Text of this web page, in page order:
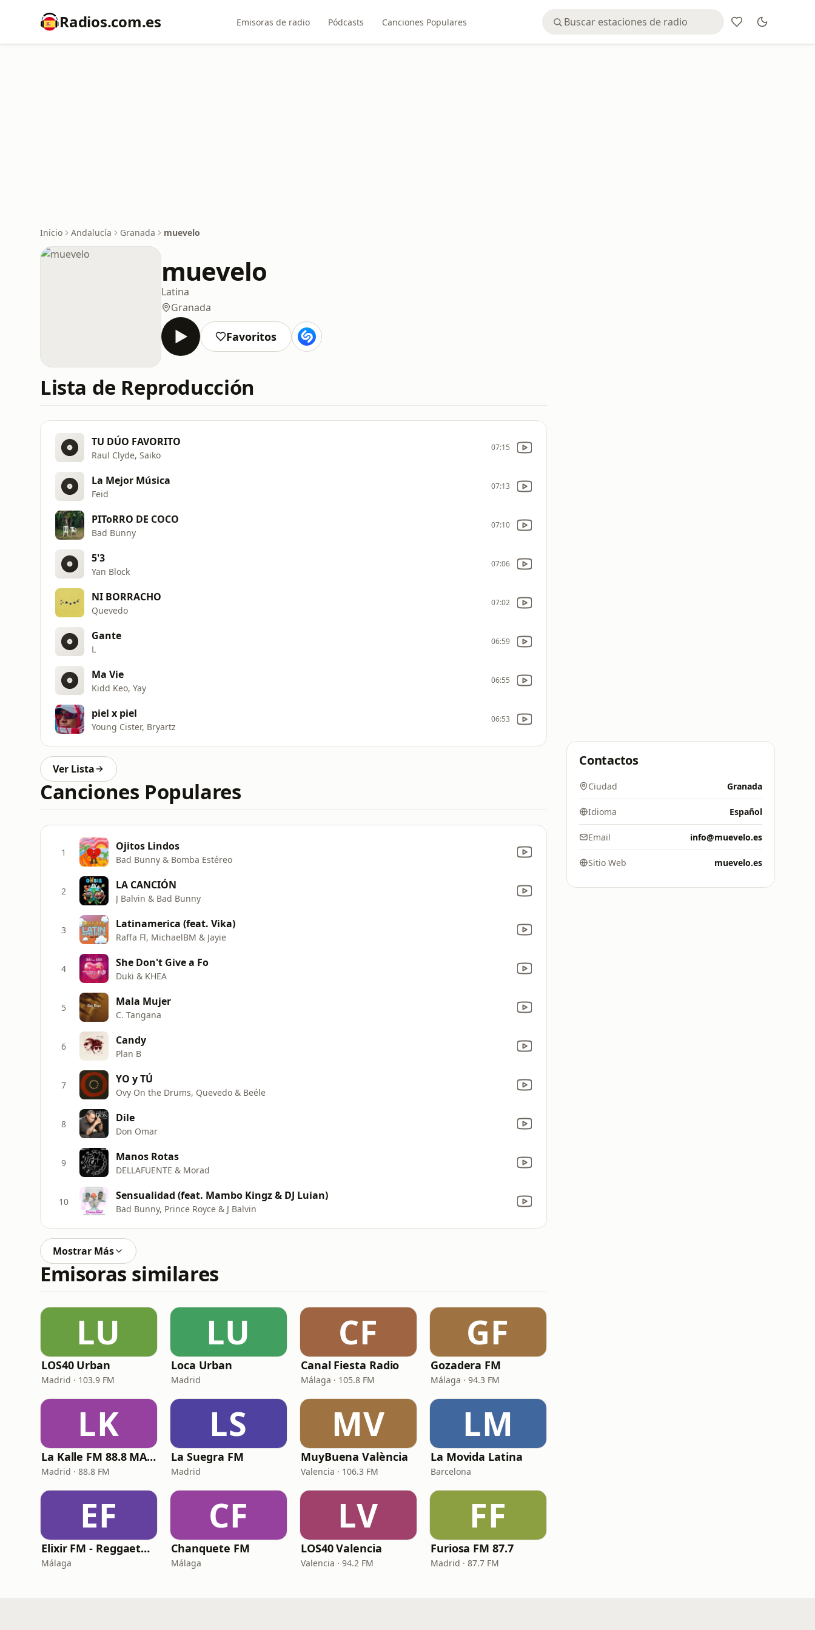
Radios.com.es Emisoras de radio Pódcasts Canciones Populares
Inicio Andalucía Granada muevelo
muevelo
Latina
Granada
Favoritos
Lista de Reproducción
TU DÚO FAVORITO
Raul Clyde, Saiko
07:15
La Mejor Música
Feid
07:13
PIToRRO DE COCO
Bad Bunny
07:10
5'3
Yan Block
07:06
NI BORRACHO
Quevedo
07:02
Gante
L
06:59
Ma Vie
Kidd Keo, Yay
06:55
piel x piel
Young Cister, Bryartz
06:53
Ver Lista
Canciones Populares
1 Ojitos Lindos
Bad Bunny & Bomba Estéreo
2 LA CANCIÓN
J Balvin & Bad Bunny
3 Latinamerica (feat. Vika)
Raffa Fl, MichaelBM & Jayie
4 She Don't Give a Fo
Duki & KHEA
5 Mala Mujer
C. Tangana
6 Candy
Plan B
7 YO y TÚ
Ovy On the Drums, Quevedo & Beéle
8 Dile
Don Omar
9 Manos Rotas
DELLAFUENTE & Morad
10 Sensualidad (feat. Mambo Kingz & DJ Luian)
Bad Bunny, Prince Royce & J Balvin
Mostrar Más
Emisoras similares
LU
LOS40 Urban
Madrid · 103.9 FM
LU
Loca Urban
Madrid
CF
Canal Fiesta Radio
Málaga · 105.8 FM
GF
Gozadera FM
Málaga · 94.3 FM
LK
La Kalle FM 88.8 MADRID
Madrid · 88.8 FM
LS
La Suegra FM
Madrid
MV
MuyBuena València
Valencia · 106.3 FM
LM
La Movida Latina
Barcelona
EF
Elixir FM - Reggaeton Party
Málaga
CF
Chanquete FM
Málaga
LV
LOS40 Valencia
Valencia · 94.2 FM
FF
Furiosa FM 87.7
Madrid · 87.7 FM
Contactos
Ciudad Granada
Idioma Español
Email info@muevelo.es
Sitio Web muevelo.es